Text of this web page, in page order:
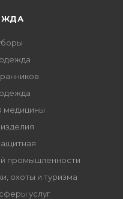
медицины
промышленности
охоты и туризма
услуг